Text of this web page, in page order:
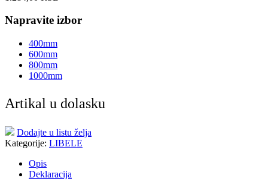
Napravite izbor
400mm
600mm
800mm
1000mm
Artikal u dolasku
Dodajte u listu želja
Kategorije: LIBELE
Opis
Deklaracija